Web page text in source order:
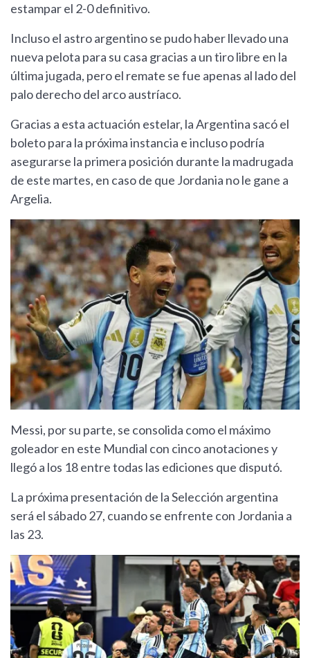
estampar el 2-0 definitivo.
Incluso el astro argentino se pudo haber llevado una
nueva pelota para su casa gracias a un tiro libre en la
última jugada, pero el remate se fue apenas al lado del
palo derecho del arco austríaco.
Gracias a esta actuación estelar, la Argentina sacó el
boleto para la próxima instancia e incluso podría
asegurarse la primera posición durante la madrugada
de este martes, en caso de que Jordania no le gane a
Argelia.
Messi, por su parte, se consolida como el máximo
goleador en este Mundial con cinco anotaciones y
llegó a los 18 entre todas las ediciones que disputó.
La próxima presentación de la Selección argentina
será el sábado 27, cuando se enfrente con Jordania a
las 23.